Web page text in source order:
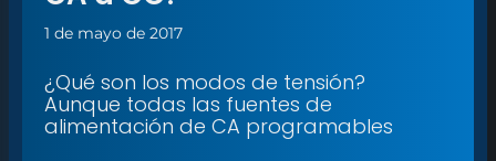
1 de mayo de 2017
¿Qué son los modos de tensión?
Aunque todas las fuentes de
alimentación de CA programables